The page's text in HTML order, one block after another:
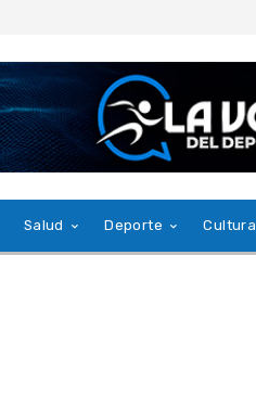
Salud Deporte Cultura